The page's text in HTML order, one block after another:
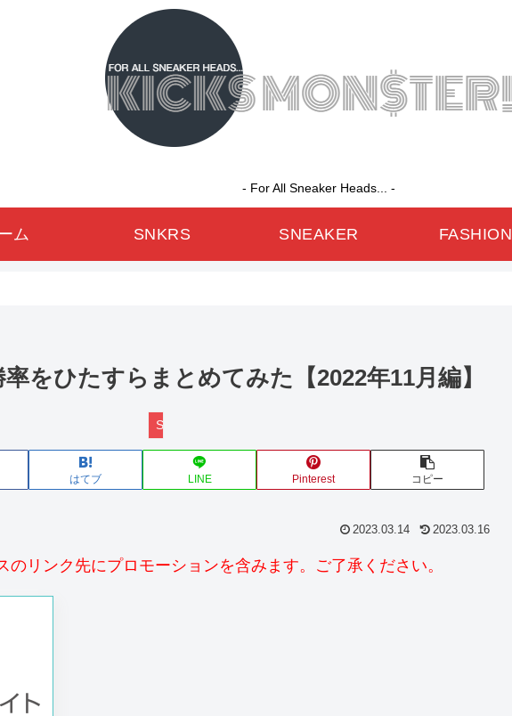
- For All Sneaker Heads... -
ム SNKRS SNEAKER FASHION
率をひたすらまとめてみた【2022年11月編】
SNKRS
はてブ LINE Pinterest コピー
2023.03.14 2023.03.16
リンク先にプロモーションを含みます。ご了承ください。